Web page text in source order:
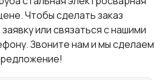
Чтобы сделать заказ
или связаться с нашими
Звоните нам и мы сделаем